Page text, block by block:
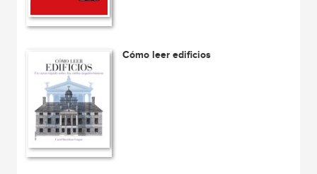
Cómo leer edificios